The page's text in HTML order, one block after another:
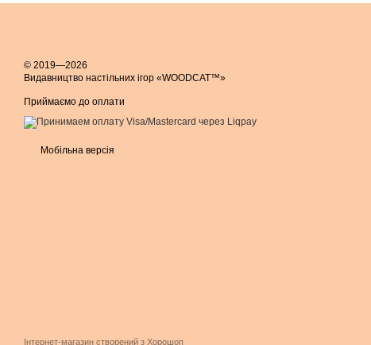
© 2019—2026
Видавництво настільних ігор «WOODCAT™»
Приймаємо до оплати
Мобільна версія
Інтернет-магазин створений з Хорошоп